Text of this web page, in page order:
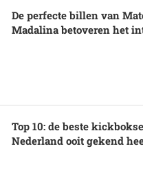
De perfecte billen van
Madalina betoveren het
Top 10: de beste
Nederland ooit gekend